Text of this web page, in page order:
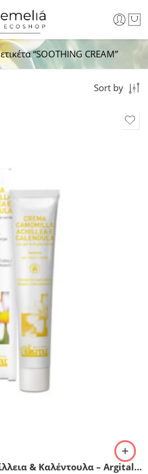
“SOOTHING CREAM”
Sort by
Κρέμα Χαμομηλιού με Αχίλλεια & Καλέντουλα – Argital Specific Products